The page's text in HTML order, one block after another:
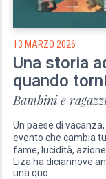
13 MARZO 2026
Una storia
quando torni
Bambini e
Un paese di
evento che cambia
fame, lucidità,
Liza ha diciannove
una quo